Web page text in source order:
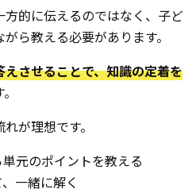
的に伝えるのではなく、子ど
ら教える必要があります。
させることで、知識の定着を
が理想です。
元のポイントを教える
一緒に解く